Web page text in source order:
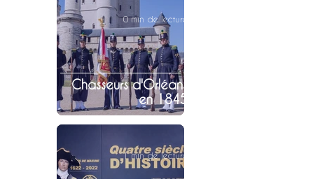
Chasseurs d'Orléans
en 1845
0 min de lecture
1 min de lecture